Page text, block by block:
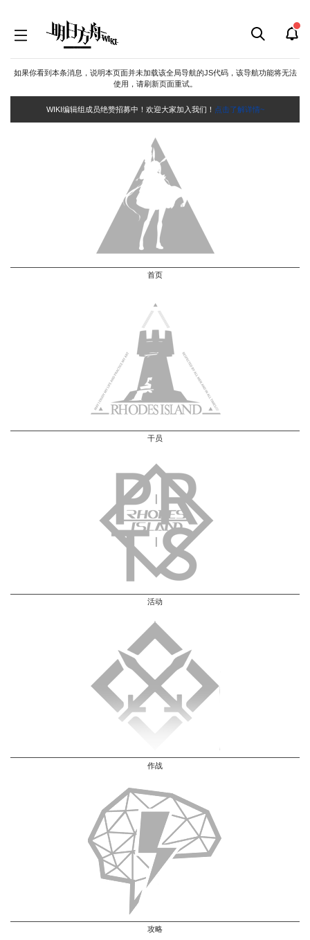
如果你看到本条消息，说明本页面并未加载该全局导航的JS代码，该导航功能将无法
使用，请刷新页面重试。
WIKI编辑组成员绝赞招募中！欢迎大家加入我们！ 点击了解详情~
首页
干员
活动
作战
攻略